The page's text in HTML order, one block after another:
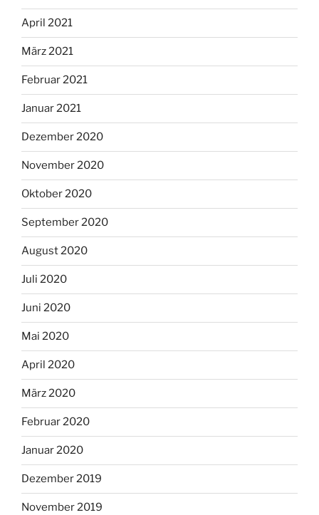
April 2021
März 2021
Februar 2021
Januar 2021
Dezember 2020
November 2020
Oktober 2020
September 2020
August 2020
Juli 2020
Juni 2020
Mai 2020
April 2020
März 2020
Februar 2020
Januar 2020
Dezember 2019
November 2019